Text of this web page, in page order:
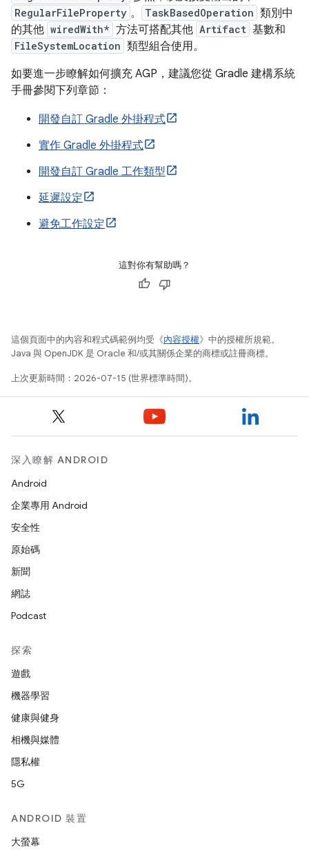
RegularFileProperty 。 TaskBasedOperation 類別中
的其他 wiredWith* 方法可搭配其他 Artifact 基數和
FileSystemLocation 類型組合使用。
如要進一步瞭解如何擴充 AGP，建議您從 Gradle 建構系統
手冊參閱下列章節：
開發自訂 Gradle 外掛程式
實作 Gradle 外掛程式
開發自訂 Gradle 工作類型
延遲設定
避免工作設定
這對你有幫助嗎？
這個頁面中的內容和程式碼範例均受《內容授權》中的授權所規範。
Java 與 OpenJDK 是 Oracle 和/或其關係企業的商標或註冊商標。
上次更新時間：2026-07-15 (世界標準時間)。
深入瞭解 ANDROID
Android
企業專用 Android
安全性
原始碼
新聞
網誌
Podcast
探索
遊戲
機器學習
健康與健身
相機與媒體
隱私權
5G
ANDROID 裝置
大螢幕